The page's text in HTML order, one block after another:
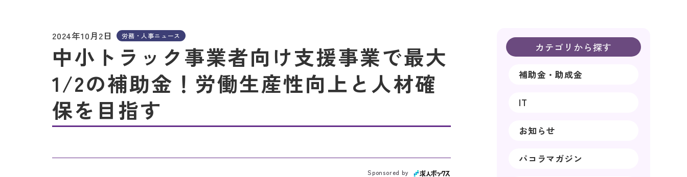
2024年10月2日 労務・人事ニュース
中小トラック事業者向け支援事業で最大
1/2の補助金！労働生産性向上と人材確
保を目指す
Sponsored by
カテゴリから探す
補助金・助成金
IT
お知らせ
パコラマガジン